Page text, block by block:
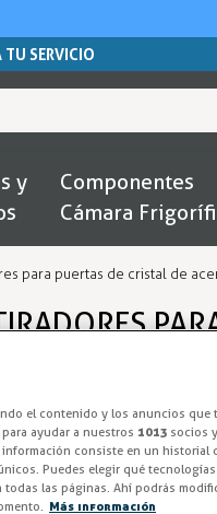
TU SERVICIO
y
Componentes
Cámara
para puertas de cristal de
INOXIDABLE
modelo VI-67-I
o vertical en
Entrega en 24/48h
el contenido y los anuncios que
ayudar a nuestros 1013 socios
consiste en un historial
Puedes elegir qué
las páginas. Ahí podrás
Más información